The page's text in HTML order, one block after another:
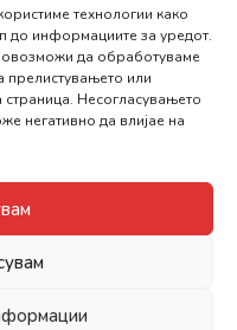
технологии како
до информациите за уредот.
овозможи да обработуваме
прелистувањето или
Несогласувањето
негативно да влијае на